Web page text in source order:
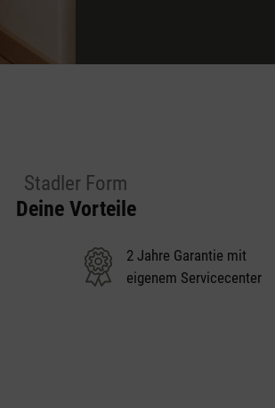
Stadler Form
Deine Vorteile
2 Jahre Garantie mit
eigenem Servicecenter